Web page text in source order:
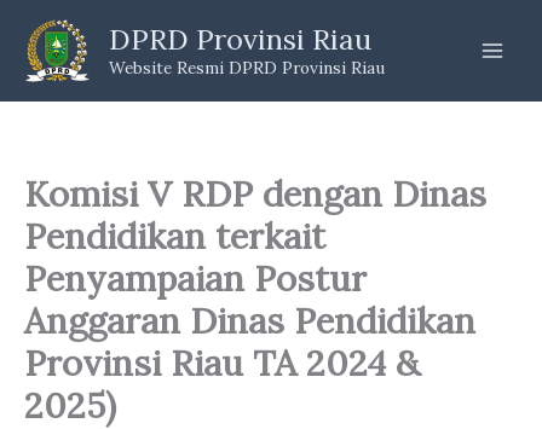
content
DPRD Provinsi Riau
Website Resmi DPRD Provinsi Riau
Komisi V RDP dengan Dinas
Pendidikan terkait
Penyampaian Postur
Anggaran Dinas Pendidikan
Provinsi Riau TA 2024 &
2025)